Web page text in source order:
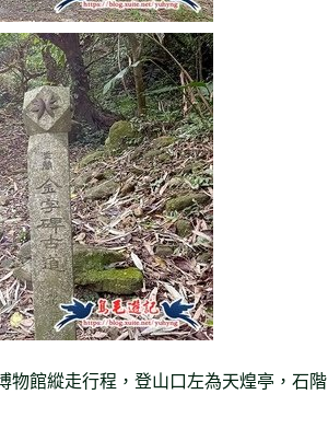
物館縱走行程，登山口左為天煌亭，石階